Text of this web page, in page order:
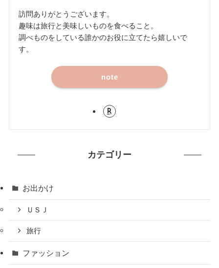
訪問ありがとうございます。
趣味は旅行と美味しいものを食べること。
調べものをしている誰かのお役に立てたら嬉しいで
す。
note
カテゴリー
お出かけ
ＵＳＪ
旅行
ファッション